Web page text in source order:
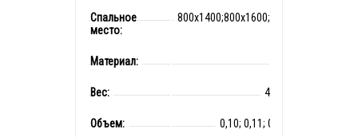
Спальное
место:
800x1400;800x1600;800*1800
Материал:
Вес: 40;45;50 кг
Объем: 0,10; 0,11; 0,12 м куб